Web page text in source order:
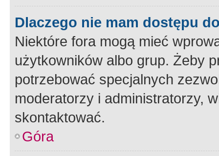
Dlaczego nie mam dostępu
Niektóre fora mogą mieć
użytkowników albo grup. Żeby
potrzebować specjalnych
moderatorzy i administratorzy,
skontaktować.
Góra